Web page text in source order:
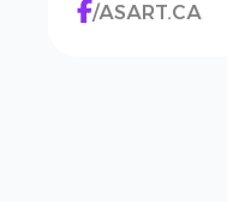
/ASART.CA